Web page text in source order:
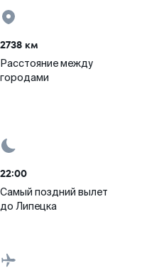
2738 км
Расстояние между
городами
22:00
Самый поздний вылет
до Липецка